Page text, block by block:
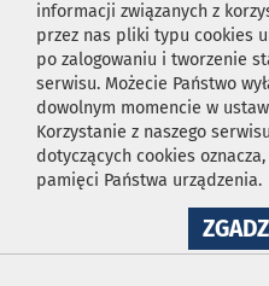
informacji związanych z
przez nas pliki typu cookies
po zalogowaniu i tworzenie
serwisu. Możecie Państwo
dowolnym momencie w
Korzystanie z naszego
dotyczących cookies
pamięci Państwa urządzenia.